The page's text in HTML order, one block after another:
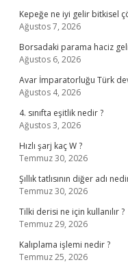
Kepeğe ne iyi gelir bitkisel
Ağustos 7, 2026
Borsadaki parama haciz
Ağustos 6, 2026
Avar İmparatorluğu Türk
Ağustos 4, 2026
4. sınıfta eşitlik nedir ?
Ağustos 3, 2026
Hızlı şarj kaç W ?
Temmuz 30, 2026
Şıllık tatlısının diğer adı
Temmuz 30, 2026
Tilki derisi ne için kullanılır ?
Temmuz 29, 2026
Kalıplama işlemi nedir ?
Temmuz 25, 2026